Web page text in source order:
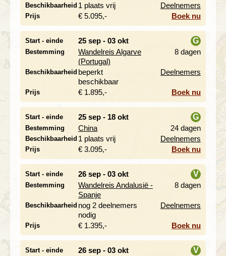
Beschikbaarheid 1 plaats vrij Deelnemers
Prijs € 5.095,- Boek nu
Start - einde 25 sep - 03 okt
Bestemming
Wandelreis Algarve
(Portugal)
G
8 dagen
Beschikbaarheid beperkt
beschikbaar
Deelnemers
Prijs € 1.895,- Boek nu
Start - einde 25 sep - 18 okt
Bestemming China
G
24 dagen
Beschikbaarheid 1 plaats vrij Deelnemers
Prijs € 3.095,- Boek nu
Start - einde 26 sep - 03 okt
Bestemming
Wandelreis Andalusië -
Spanje
V
8 dagen
Beschikbaarheid nog 2 deelnemers
nodig
Deelnemers
Prijs € 1.395,- Boek nu
Start - einde 26 sep - 03 okt V